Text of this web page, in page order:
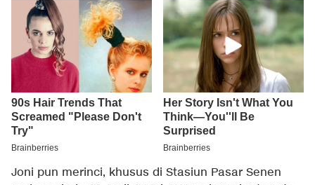
Joni pun merinci, khusus di Stasiun Pasar Senen